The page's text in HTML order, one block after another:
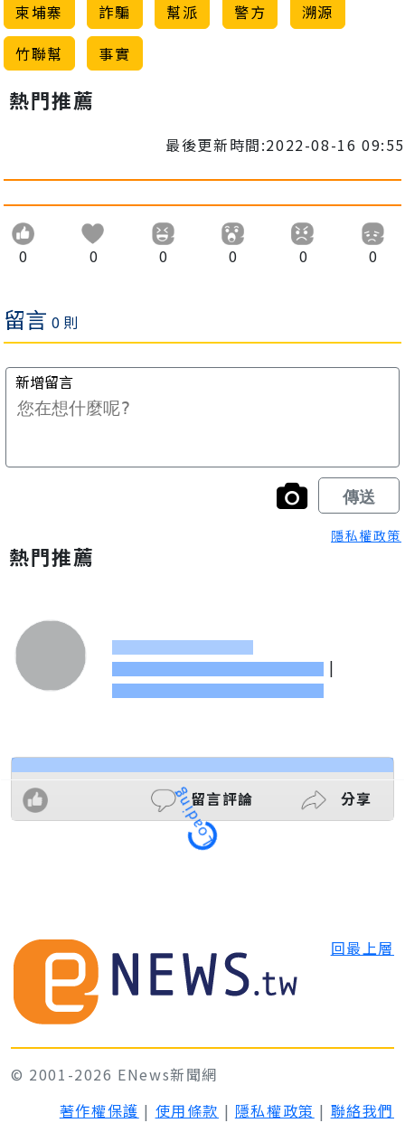
柬埔寨 詐騙 幫派 警方
溯源
竹聯幫
事實
熱門推薦
最後更新時間:2022-08-16 09:55
0 0 0 0 0 0
隱私權政策
熱門推薦
|
留言評論 分享
Loading
回最上層
© 2001-2026 ENews新聞網
著作權保護 | 使用條款 | 隱私權政策 | 聯絡我們